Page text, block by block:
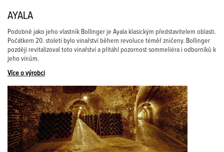
AYALA
Podobně jako jeho vlastník Bollinger je Ayala klasickým představitelem oblasti.
Počátkem 20. století bylo vinařství během revoluce téměř zničeny. Bollinger
později revitalizoval toto vinařství a přitáhl pozornost sommeliéra i odborníků k
jeho vínům.
Více o výrobci